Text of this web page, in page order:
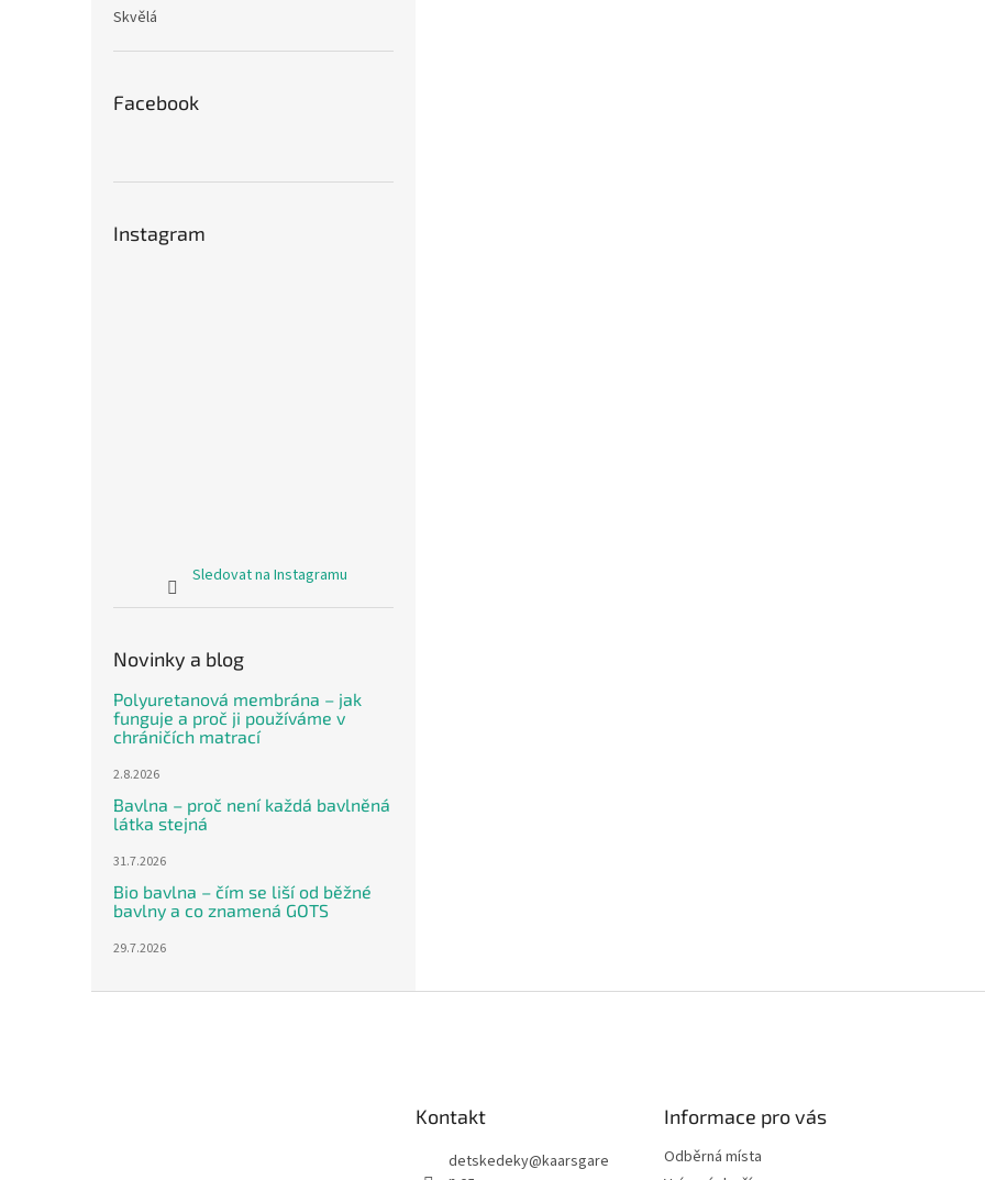
Skvělá
Facebook
Instagram
Sledovat na Instagramu
Novinky a blog
Polyuretanová membrána – jak
funguje a proč ji používáme v
chráničích matrací
2.8.2026
Bavlna – proč není každá bavlněná
látka stejná
31.7.2026
Bio bavlna – čím se liší od běžné
bavlny a co znamená GOTS
29.7.2026
Kontakt
detskedeky@kaarsgare
Informace pro vás
Odběrná místa